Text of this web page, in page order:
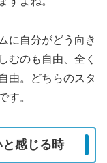
に自分がどう向き
むのも自由、全く
由。どちらのスタ
す。
感じる時